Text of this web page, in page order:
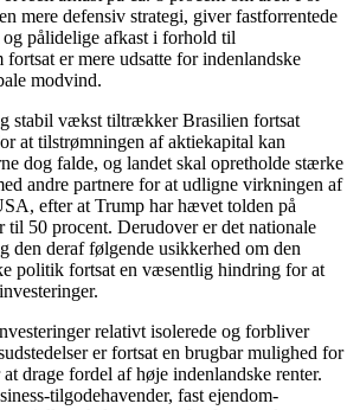
mere defensiv strategi, giver fastforrentede
pålidelige afkast i forhold til
fortsat er mere udsatte for indenlandske
modvind.
stabil vækst tiltrækker Brasilien fortsat
at tilstrømningen af aktiekapital kan
dog falde, og landet skal opretholde stærke
andre partnere for at udligne virkningen af
efter at Trump har hævet tolden på
til 50 procent. Derudover er det nationale
den deraf følgende usikkerhed om den
politik fortsat en væsentlig hindring for at
relativt isolerede og forbliver
er fortsat en brugbar mulighed for
drage fordel af høje indenlandske renter.
tilgodehavender, fast ejendom-